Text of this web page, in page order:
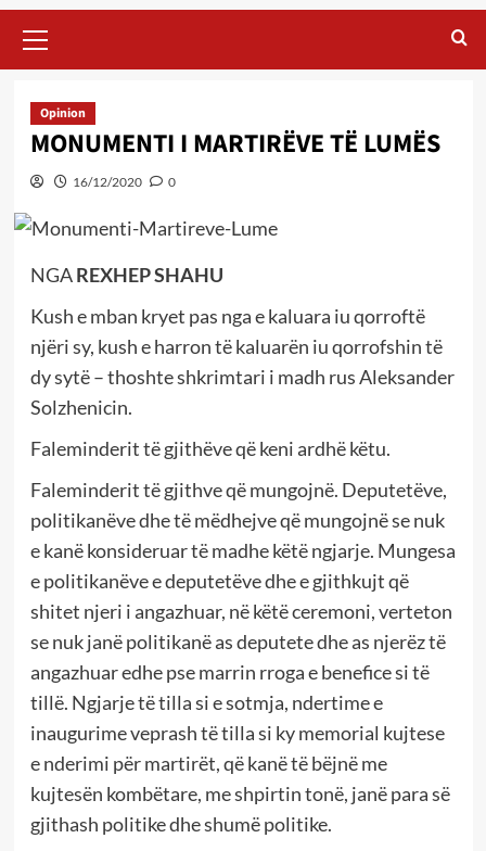
Menu
Opinion
MONUMENTI I MARTIRËVE TË LUMËS
16/12/2020 0
NGAREXHEP SHAHU
Kush e mban kryet pas nga e kaluara iu qorroftë
njëri sy, kush e harron të kaluarën iu qorrofshin të
dy sytë – thoshte shkrimtari i madh rus Aleksander
Solzhenicin.
Faleminderit të gjithëve që keni ardhë këtu.
Faleminderit të gjithve që mungojnë. Deputetëve,
politikanëve dhe të mëdhejve që mungojnë se nuk
e kanë konsideruar të madhe këtë ngjarje. Mungesa
e politikanëve e deputetëve dhe e gjithkujt që
shitet njeri i angazhuar, në këtë ceremoni, verteton
se nuk janë politikanë as deputete dhe as njerëz të
angazhuar edhe pse marrin rroga e benefice si të
tillë. Ngjarje të tilla si e sotmja, ndertime e
inaugurime veprash të tilla si ky memorial kujtese
e nderimi për martirët, që kanë të bëjnë me
kujtesën kombëtare, me shpirtin tonë, janë para së
gjithash politike dhe shumë politike.